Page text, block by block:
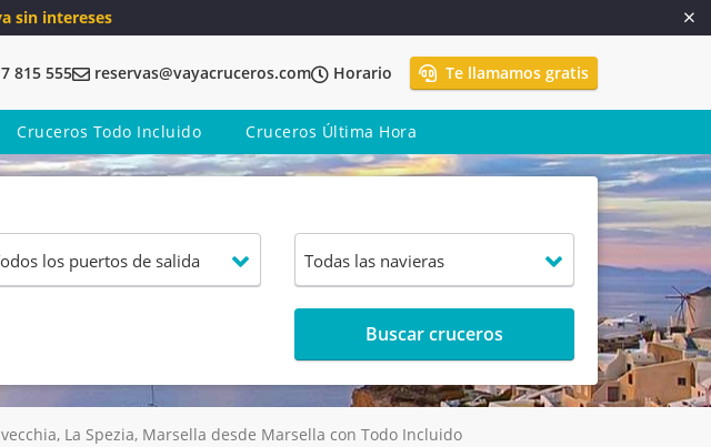
sin intereses
815 555 reservas@vayacruceros.com Horario Te llamamos gratis
Cruceros Todo Incluido Cruceros Última Hora
Buscar cruceros
La Spezia, Marsella desde Marsella con Todo Incluido